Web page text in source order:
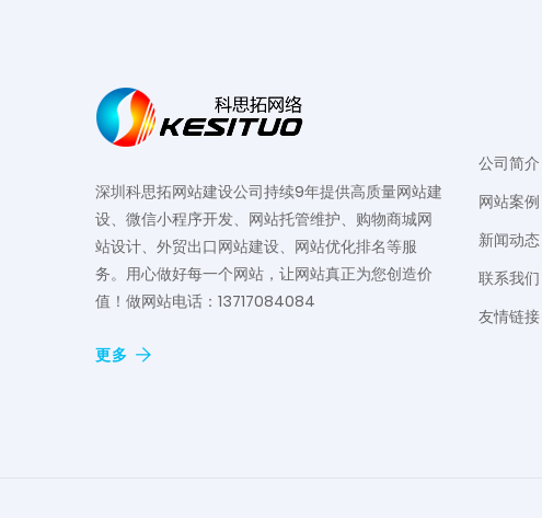
深圳科思拓网站建设公司持续9年提供高质量网站建
设、微信小程序开发、网站托管维护、购物商城网
站设计、外贸出口网站建设、网站优化排名等服
务。用心做好每一个网站，让网站真正为您创造价
值！做网站电话：13717084084
更多
公司简介
网站案例
新闻动态
联系我们
友情链接